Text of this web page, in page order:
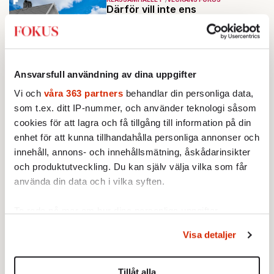
Ansvarsfull användning av dina uppgifter
Vi och våra 363 partners behandlar din personliga data,
som t.ex. ditt IP-nummer, och använder teknologi såsom
cookies för att lagra och få tillgång till information på din
enhet för att kunna tillhandahålla personliga annonser och
innehåll, annons- och innehållsmätning, åskådarinsikter
och produktutveckling. Du kan själv välja vilka som får
använda din data och i vilka syften.
Du kan ändra eller dra tillbaka ditt samtycke när som
helst från cookie-förklaringen.
Visa detaljer
Tillåt alla
Därför vill inte ens
medelklassen vara medelklass
Mest lästa
Vad gör vi om polisen inte kan
skydda oss?